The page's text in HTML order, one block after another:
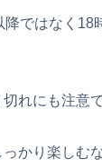
ではなく18
れにも注意で
かり楽しむ